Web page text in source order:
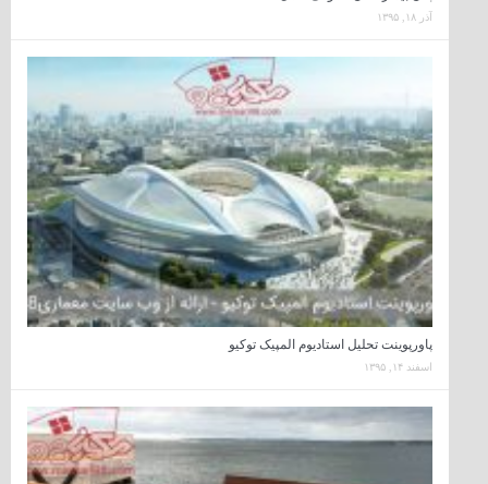
آذر ۱۸, ۱۳۹۵
پاورپوینت تحلیل استادیوم المپیک توکیو
اسفند ۱۴, ۱۳۹۵